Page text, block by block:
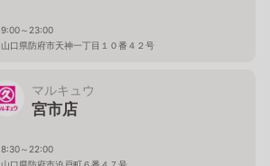
9:00～23:00
山口県防府市天神一丁目１０番４２号
マルキュウ
宮市店
8:30～22:00